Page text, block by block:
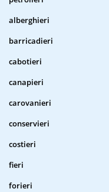
alberghieri
barricadieri
cabotieri
canapieri
carovanieri
conservieri
costieri
fieri
forieri